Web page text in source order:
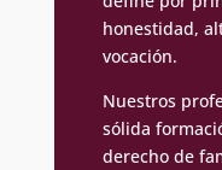
honestidad,
vocación.
Nuestros
sólida
derecho de